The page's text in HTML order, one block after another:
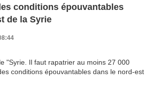
conditions épouvantables
de la Syrie